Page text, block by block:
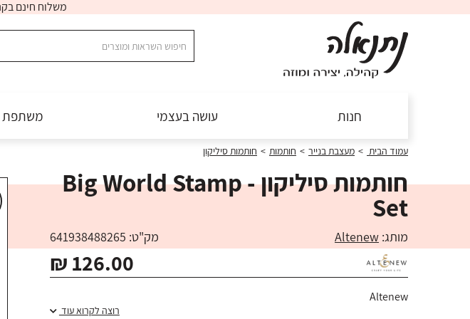
חנות עושה בעצמי משתפת
עמוד הבית > מעצבת בנייר > חותמות > חותמות סיליקון
חותמות סיליקון - Big World Stamp
Set
מותג: Altenew מק"ט: 641938488265
₪ 126.00
Altenew
רוצה לקרוא עוד